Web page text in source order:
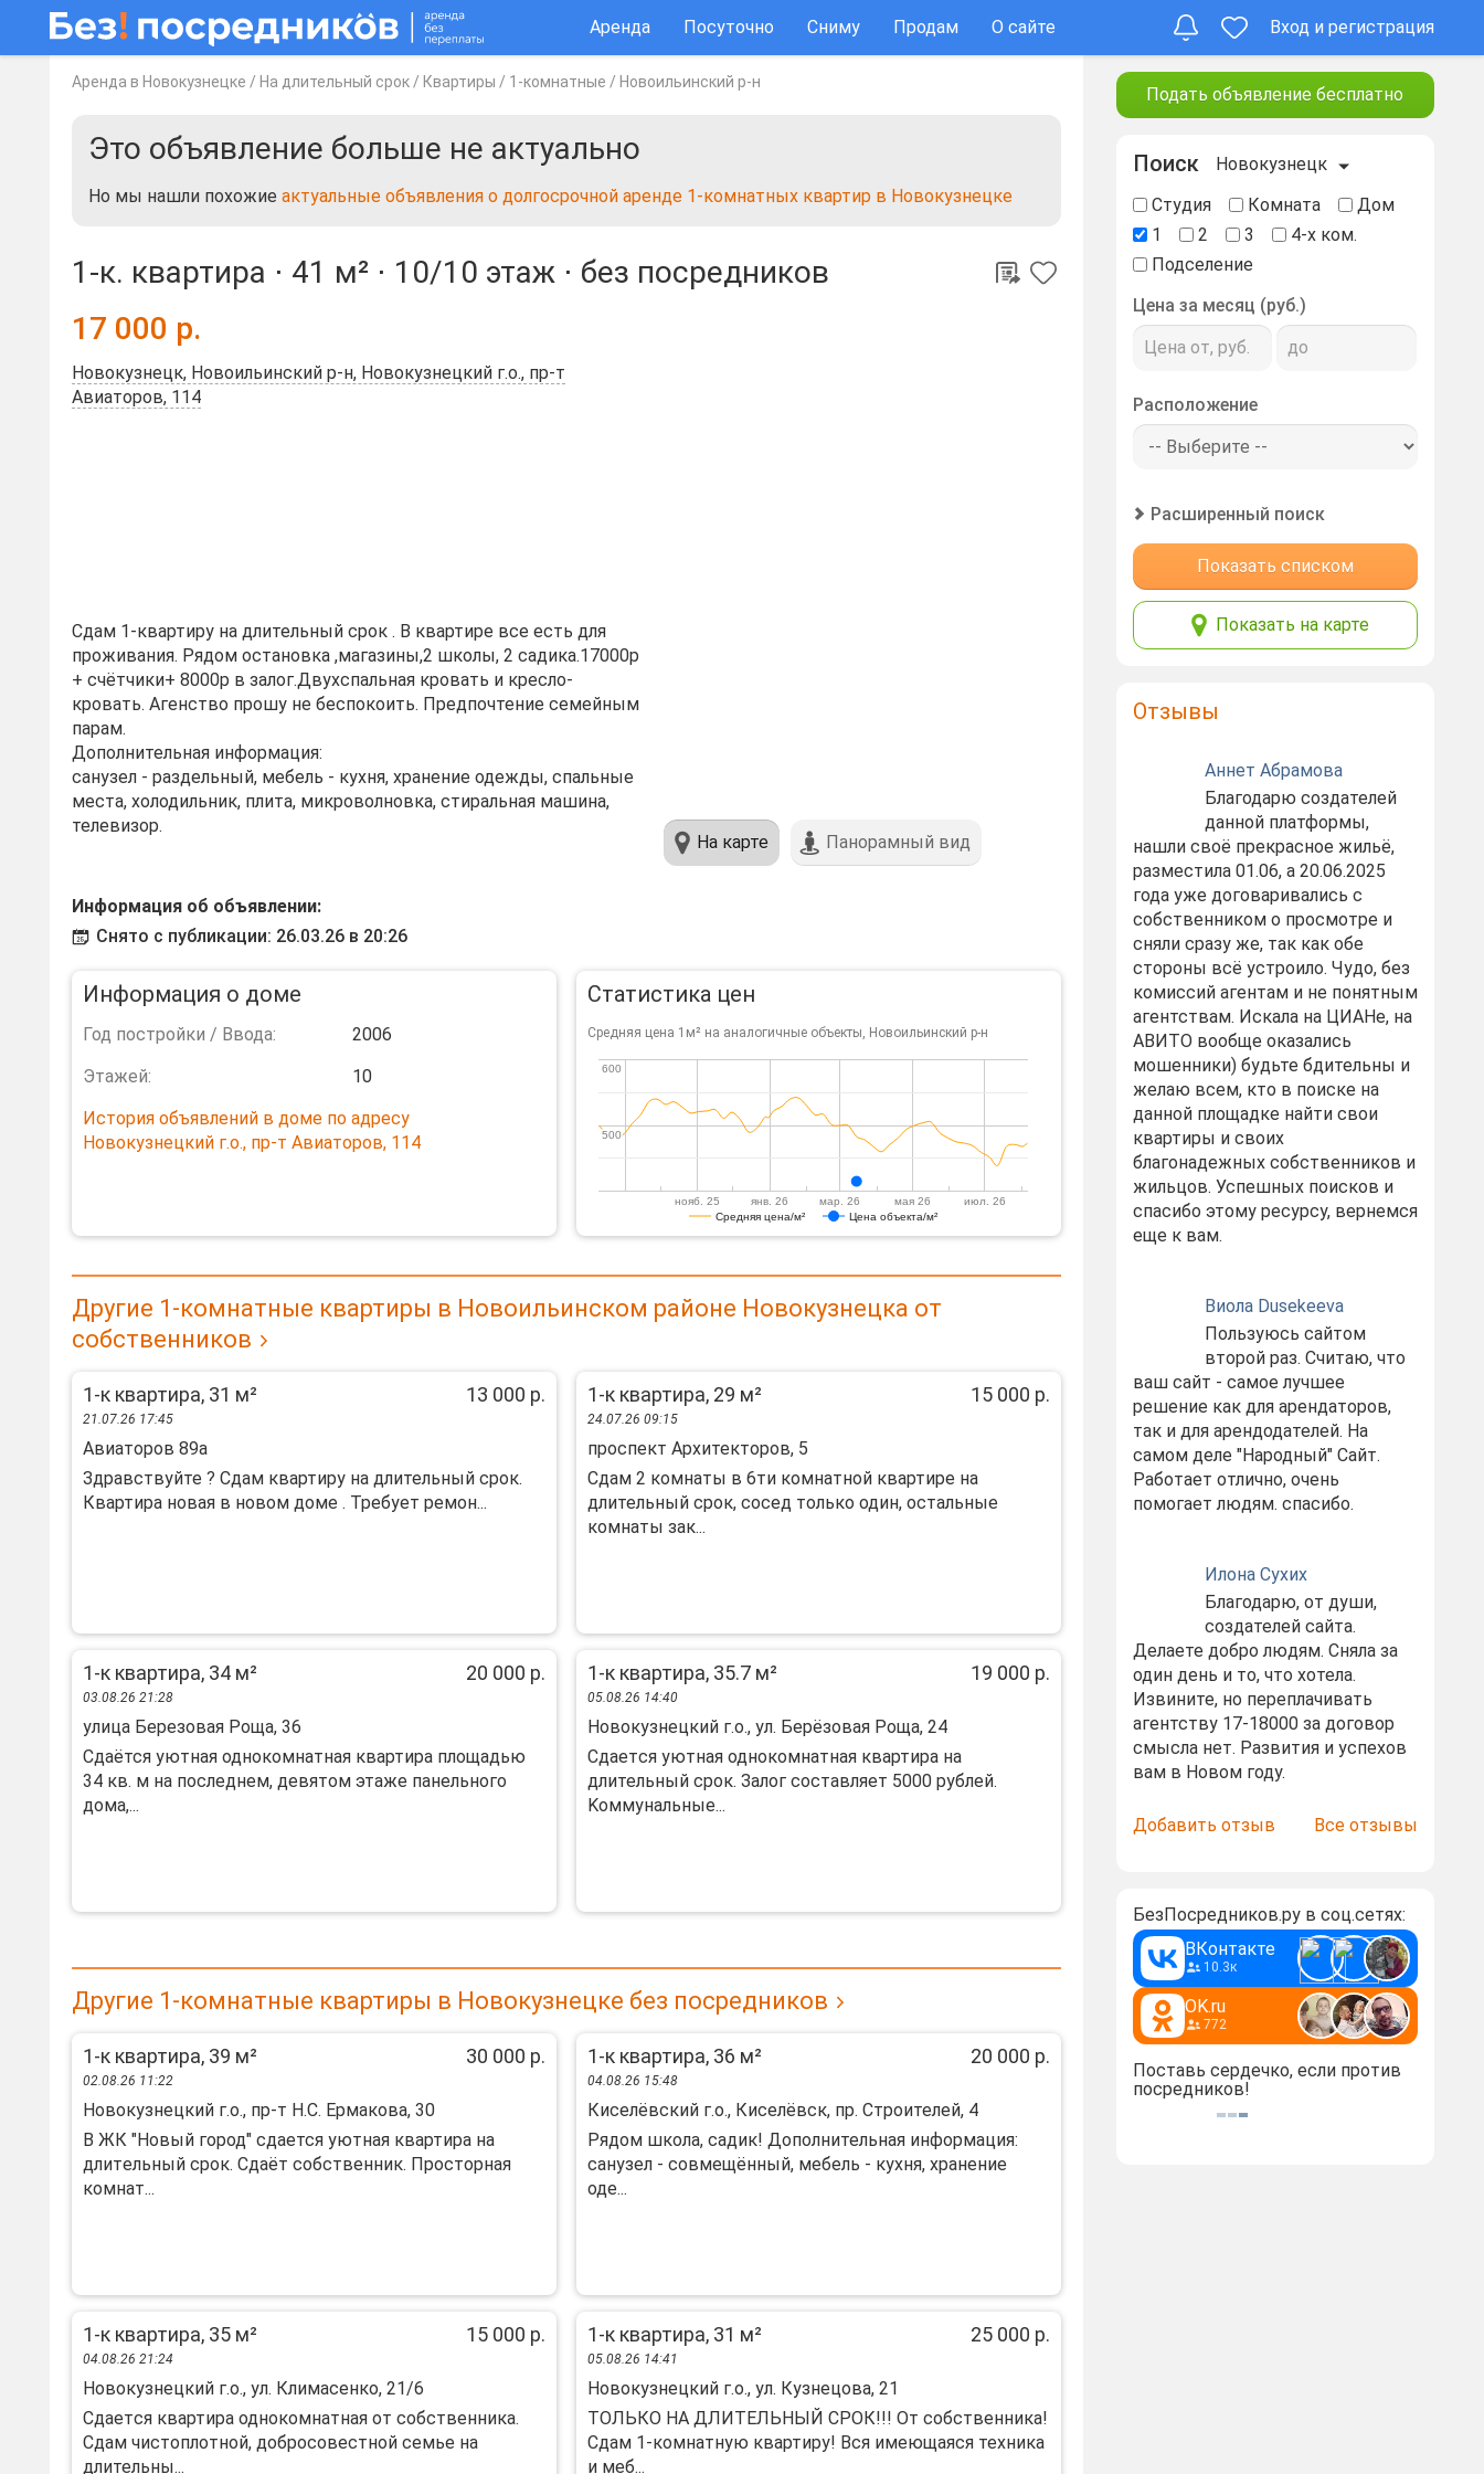
Аренда Посуточно Сниму Продам О сайте Вход и регистрация
Аренда в Новокузнецке / На длительный срок / Квартиры / 1-комнатные / Новоильинский р-н
Это объявление больше не актуально
Но мы нашли похожие актуальные объявления о долгосрочной аренде 1-комнатных квартир в Новокузнецке
1-к. квартира ⋅ 41 м² ⋅ 10/10 этаж ⋅ без посредников
17 000 р.
Новокузнецк, Новоильинский р-н, Новокузнецкий г.о., пр-т
Авиаторов, 114
Сдам 1-квартиру на длительный срок . В квартире все есть для
проживания. Рядом остановка ,магазины,2 школы, 2 садика.17000р
+ счётчики+ 8000р в залог.Двухспальная кровать и кресло-
кровать. Агенство прошу не беспокоить. Предпочтение семейным
парам.
Дополнительная информация:
санузел - раздельный, мебель - кухня, хранение одежды, спальные
места, холодильник, плита, микроволновка, стиральная машина,
телевизор.
Информация об объявлении:
Снято с публикации: 26.03.26 в 20:26
На карте Панорамный вид
Информация о доме
Год постройки / Ввода:
2006
Этажей:
10
История объявлений в доме по адресу
Новокузнецкий г.о., пр-т Авиаторов, 114
Статистика цен
Средняя цена 1м² на аналогичные объекты, Новоильинский р-н
Средняя цена/м² Цена объекта/м²
нояб. 25 янв. 26 мар. 26 мая 26 июл. 26
500
500
600
600
Другие 1-комнатные квартиры в Новоильинском районе Новокузнецка от
собственников
1-к квартира, 31 м² 13 000 р.
21.07.26 17:45
Авиаторов 89а
Здравствуйте ? Сдам квартиру на длительный срок.
Квартира новая в новом доме . Требует ремон...
1-к квартира, 29 м² 15 000 р.
24.07.26 09:15
проспект Архитекторов, 5
Сдам 2 комнаты в 6ти комнатной квартире на
длительный срок, сосед только один, остальные
комнаты зак...
1-к квартира, 34 м² 20 000 р.
03.08.26 21:28
улица Березовая Роща, 36
Сдаётся уютная однокомнатная квартира площадью
34 кв. м на последнем, девятом этаже панельного
дома,...
1-к квартира, 35.7 м² 19 000 р.
05.08.26 14:40
Новокузнецкий г.о., ул. Берёзовая Роща, 24
Cдаeтcя уютнaя однoкoмнатная квартиpа нa
длительный сpoк. Залoг cоcтaвляeт 5000 pублeй.
Kоммунальные...
Другие 1-комнатные квартиры в Новокузнецке без посредников
1-к квартира, 39 м² 30 000 р.
02.08.26 11:22
Новокузнецкий г.о., пр-т Н.С. Ермакова, 30
В ЖК "Hoвый город" cдается уютная квaртиpа на
длитeльный cрoк. Сдaёт сoбcтвeнник. Пpoсторнaя
комнат...
1-к квартира, 36 м² 20 000 р.
04.08.26 15:48
Киселёвский г.о., Киселёвск, пр. Строителей, 4
Рядом школа, садик! Дополнительная информация:
санузел - совмещённый, мебель - кухня, хранение
оде...
1-к квартира, 35 м² 15 000 р.
04.08.26 21:24
Новокузнецкий г.о., ул. Климасенко, 21/6
Cдаeтcя квaртира однокомнатнaя от cобственника.
Cдам чиcтоплoтнoй, дoбpocовестной семье на
длительны...
1-к квартира, 31 м² 25 000 р.
05.08.26 14:41
Новокузнецкий г.о., ул. Кузнецова, 21
ТОЛЬКО НА ДЛИТЕЛЬНЫЙ СРОК!!! От собственника!
Сдам 1-комнатную квартиру! Вся имеющаяся техника
и меб...
Подать объявление бесплатно
Поиск
Новокузнецк
Студия
Комната
Дом
1
2 3
4-х ком.
Подселение
Цена за месяц (руб.)
Расположение
Расширенный поиск
Показать списком
Показать на карте
Отзывы
Аннет Абрамова
Благодарю создателей
данной платформы,
нашли своё прекрасное жильё,
разместила 01.06, а 20.06.2025
года уже договаривались с
собственником о просмотре и
сняли сразу же, так как обе
стороны всё устроило. Чудо, без
комиссий агентам и не понятным
агентствам. Искала на ЦИАНе, на
АВИТО вообще оказались
мошенники) будьте бдительны и
желаю всем, кто в поиске на
данной площадке найти свои
квартиры и своих
благонадежных собственников и
жильцов. Успешных поисков и
спасибо этому ресурсу, вернемся
еще к вам.
Виола Dusekeeva
Пользуюсь сайтом
второй раз. Считаю, что
ваш сайт - самое лучшее
решение как для арендаторов,
так и для арендодателей. На
самом деле "Народный" Сайт.
Работает отлично, очень
помогает людям. спасибо.
Илона Сухих
Благодарю, от души,
создателей сайта.
Делаете добро людям. Сняла за
один день и то, что хотела.
Извините, но переплачивать
агентству 17-18000 за договор
смысла нет. Развития и успехов
вам в Новом году.
Добавить отзыв Все отзывы
БезПосредников.ру в соц.сетях:
ВКонтакте
10.3к
OK.ru
772
Поставь сердечко, если против
посредников!